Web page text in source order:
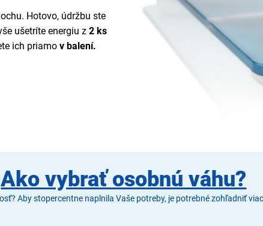
Hotovo, údržbu ste
ušetríte energiu z2 ks
ich priamov balení.
Ako vybrať osobnú váhu?
Aby stopercentne naplnila Vaše potreby, je potrebné zohľadniť